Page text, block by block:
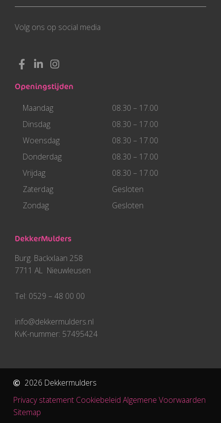
DekkerMulders
Burg. Backxlaan 258
7711 AL Nieuwleusen
Tel: 0529 – 48 00 00
info@dekkermulders.nl
KvK-nummer: 57495424
Openingstijden
Maandag
08.30 – 17.00
Dinsdag
08.30 – 17.00
Woensdag
08.30 – 17.00
Donderdag
08.30 – 17.00
Vrijdag
08.30 – 17.00
Zaterdag
Gesloten
Zondag
Gesloten
Volg ons op social media
F
a
c
e
b
o
o
-
f
L
i
n
k
d
i
-
i
I
n
s
t
m
2026 Dekkermulders
Privacy statement Cookiebeleid Algemene Voorwaarden​
Sitemap